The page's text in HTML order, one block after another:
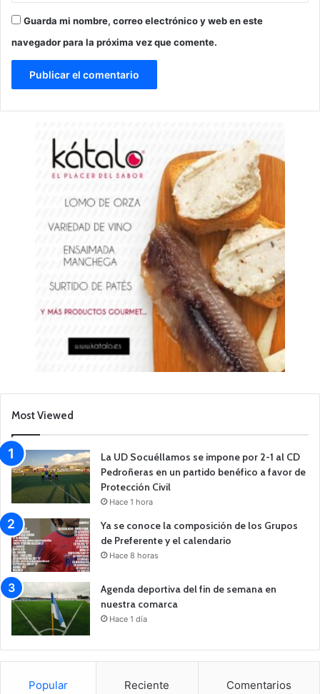
Guarda mi nombre, correo electrónico y web en este
navegador para la próxima vez que comente.
Most Viewed
La UD Socuéllamos se impone por 2-1 al CD
Pedroñeras en un partido benéfico a favor de
Protección Civil
Hace 1 hora
Ya se conoce la composición de los Grupos
de Preferente y el calendario
Hace 8 horas
Agenda deportiva del fin de semana en
nuestra comarca
Hace 1 día
Popular Reciente Comentarios